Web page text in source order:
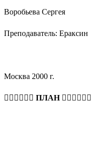
Воробьева Сергея
Преподаватель: Ераксин
Москва 2000 г.
 ПЛАН 